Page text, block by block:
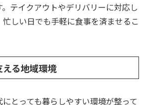
テイクアウトやデリバリーに対応し
しい日でも手軽に食事を済ませるこ
る地域環境
とっても暮らしやすい環境が整って